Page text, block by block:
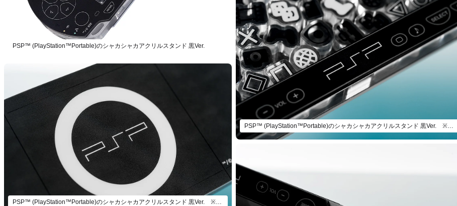
PSP™ (PlayStation™Portable)のシャカシャカアクリルスタンド 黒Ver.